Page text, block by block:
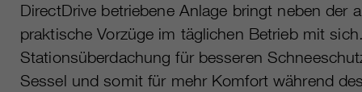
DirectDrive betriebene Anlage bringt neben der
praktische Vorzüge im täglichen Betrieb mit
Stationsüberdachung für besseren
Sessel und somit für mehr Komfort während